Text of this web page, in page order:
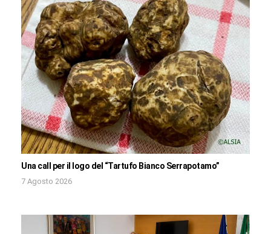
Una call per il logo del “Tartufo Bianco Serrapotamo”
7 Agosto 2026